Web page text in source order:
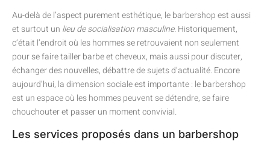
Au-delà de l’aspect purement esthétique, le barbershop est aussi
et surtout un lieu de socialisation masculine. Historiquement,
c’était l’endroit où les hommes se retrouvaient non seulement
pour se faire tailler barbe et cheveux, mais aussi pour discuter,
échanger des nouvelles, débattre de sujets d’actualité. Encore
aujourd’hui, la dimension sociale est importante : le barbershop
est un espace où les hommes peuvent se détendre, se faire
chouchouter et passer un moment convivial.
Les services proposés dans un barbershop